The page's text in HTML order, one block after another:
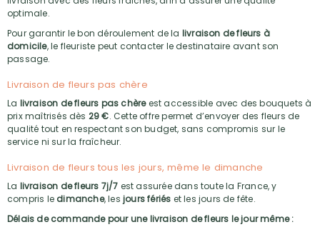
optimale.
Pour garantir le bon déroulement de la livraison de fleurs à
domicile, le fleuriste peut contacter le destinataire avant son
passage.
Livraison de fleurs pas chère
La livraison de fleurs pas chèreest accessible avec des bouquets à
prix maîtrisés dès 29 €. Cette offre permet d’envoyer des fleurs de
qualité tout en respectant son budget, sans compromis sur le
service ni sur la fraîcheur.
Livraison de fleurs tous les jours, même le dimanche
La livraison de fleurs 7j/7 est assurée dans toute la France, y
compris le dimanche, lesjours fériés et les jours de fête.
Délais de commande pour une livraison de fleurs le jour même :